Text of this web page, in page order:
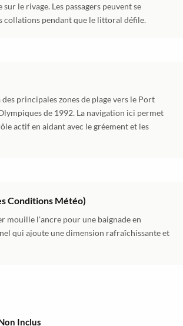
le rivage. Les passagers peuvent se
collations pendant que le littoral défile.
principales zones de plage vers le Port
de 1992. La navigation ici permet
actif en aidant avec le gréement et les
Conditions Météo)
mouille l'ancre pour une baignade en
qui ajoute une dimension rafraîchissante et
Inclus